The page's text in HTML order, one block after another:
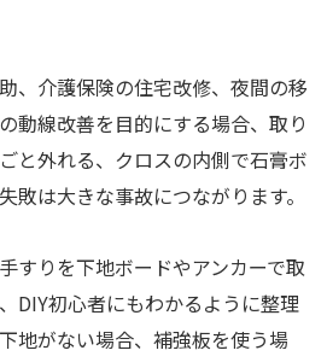
、介護保険の住宅改修、夜間の移
動線改善を目的にする場合、取り
と外れる、クロスの内側で石膏ボ
敗は大きな事故につながります。
すりを下地ボードやアンカーで取
DIY初心者にもわかるように整理
地がない場合、補強板を使う場